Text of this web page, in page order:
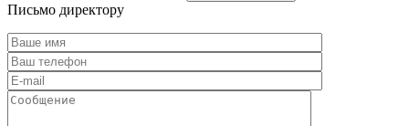
Письмо директору